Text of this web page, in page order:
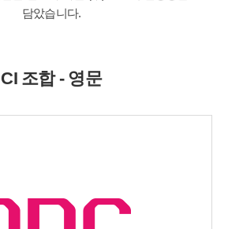
담았습니다.
CI 조합 - 영문